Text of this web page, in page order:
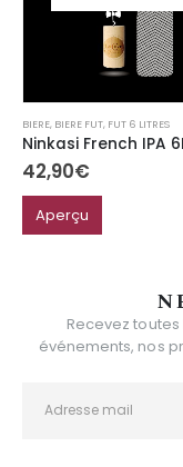
BIERE, BIERE FUT, FUT 6 LITRES
Ninkasi French IPA
42,90€
Aperçu
Recevez
événements, nos